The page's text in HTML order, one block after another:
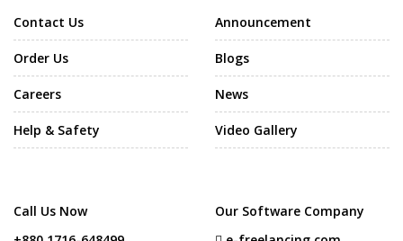
Contact Us
Order Us
Careers
Help & Safety
Announcement
Blogs
News
Video Gallery
Call Us Now
Our Software Company